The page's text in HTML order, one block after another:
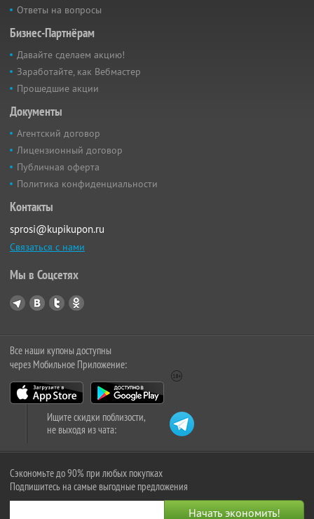
Ответы на вопросы
Бизнес-Партнёрам
Давайте сделаем акцию!
Заработайте, как Вебмастер
Прошедшие акции
Документы
Агентский договор
Лицензионный договор
Публичная оферта
Политика конфиденциальности
Контакты
sprosi@kupikupon.ru
Связаться с нами
Мы в Соцсетях
Все наши купоны доступны
через Мобильное Приложение:
Ищите скидки поблизости,
не выходя из чата:
Сэкономьте до 90% при любых покупках
Подпишитесь на самые выгодные предложения